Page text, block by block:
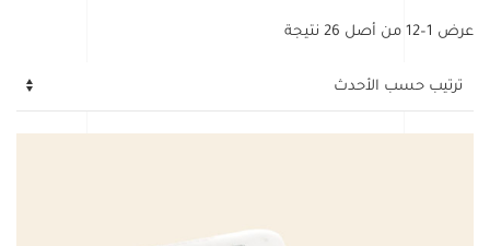
عرض 1–12 من أصل 26 نتيجة
تم